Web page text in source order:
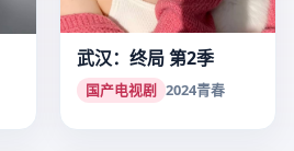
武汉：终局 第2季
国产电视剧 2024青春